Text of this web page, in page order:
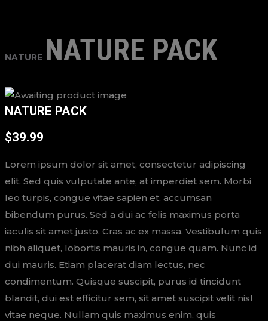
NATURE NATURE PACK
NATURE PACK
$39.99
Lorem ipsum dolor sit amet, consectetur adipiscing
elit. Sed quis vulputate ante, at imperdiet sem. Morbi
leo turpis, congue vitae sapien et, accumsan
bibendum purus. Sed a dui ac felis maximus porta
iaculis sit amet justo. Cras ac ex massa. Vestibulum quis
nibh aliquet, lobortis mauris in, congue quam. Nunc id
dui mauris. Etiam placerat diam lectus, nec
condimentum. Quisque suscipit, purus id tincidunt
blandit, dui est efficitur sem, sit amet suscipit velit nisl
vitae neque. Nullam quis maximus enim, quis